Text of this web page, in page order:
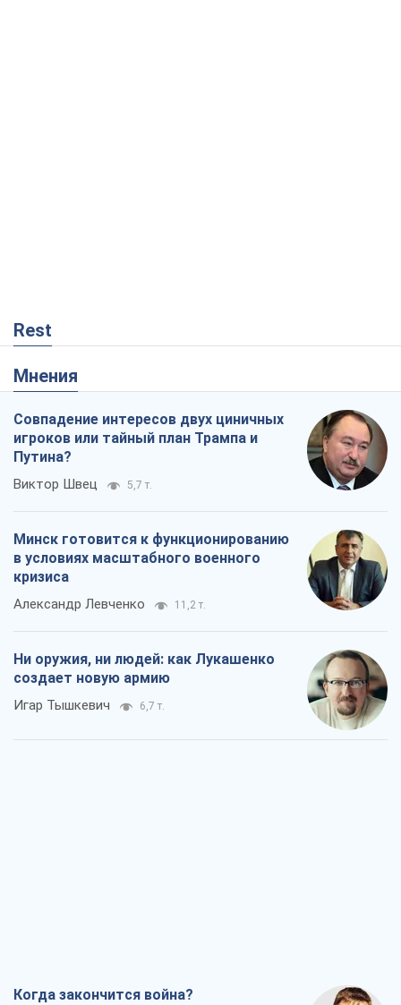
Rest
Мнения
Совпадение интересов двух циничных
игроков или тайный план Трампа и
Путина?
Виктор Швец 5,7 т.
Минск готовится к функционированию
в условиях масштабного военного
кризиса
Александр Левченко 11,2 т.
Ни оружия, ни людей: как Лукашенко
создает новую армию
Игар Тышкевич 6,7 т.
Когда закончится война?